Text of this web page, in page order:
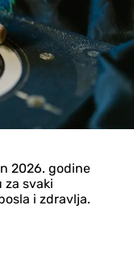
2026. godine
svaki
i zdravlja.